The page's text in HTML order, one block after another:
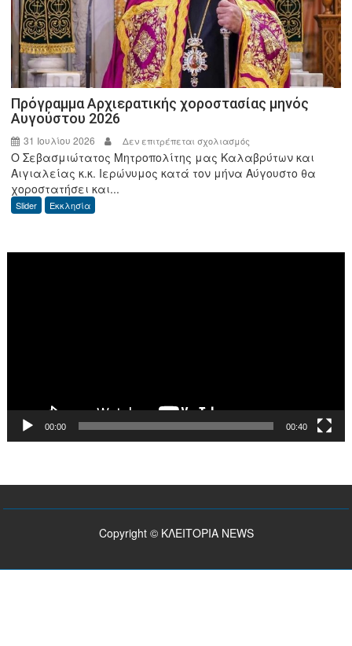
Διοικητή
της
ΑΑΔΕ
Πρόγραμμα Αρχιερατικής χοροστασίας μηνός
Αυγούστου 2026
31 Ιουλίου 2026 Δεν επιτρέπεται σχολιασμός
Πρόγραμμα
Αρχιερατικής
Ο Σεβασμιώτατος Μητροπολίτης μας Καλαβρύτων και
Αιγιαλείας κ.κ. Ιερώνυμος κατά τον μήνα Αύγουστο θα
χοροστατήσει και...
Slider Εκκλησία
00:00 00:40
Copyright © ΚΛΕΙΤΟΡΙΑ NEWS